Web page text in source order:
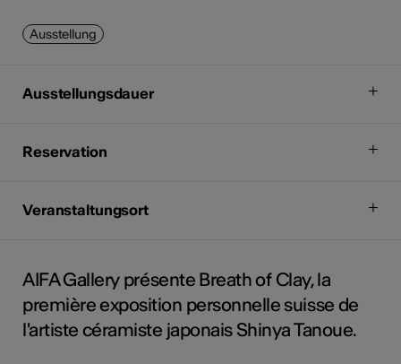
Ausstellung
Ausstellungsdauer
Reservation
Veranstaltungsort
AIFA Gallery présente Breath of Clay, la
première exposition personnelle suisse de
l'artiste céramiste japonais Shinya Tanoue.